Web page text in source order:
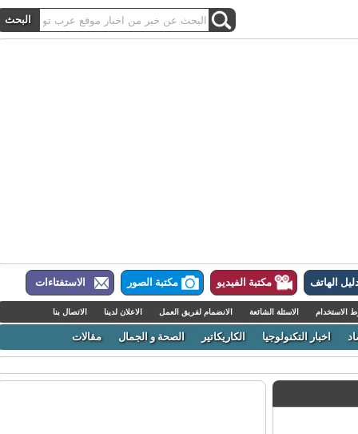
الهاتف مكتبة الفيديو مكتبة الصور الاستفتاءات
الاسئلة الشائعة الانضمام لفريق العمل الاعلان لدينا الاتصال بنا
اخبار التكنولوجيا الكاريكاتير الصحة و الجمال مقالات